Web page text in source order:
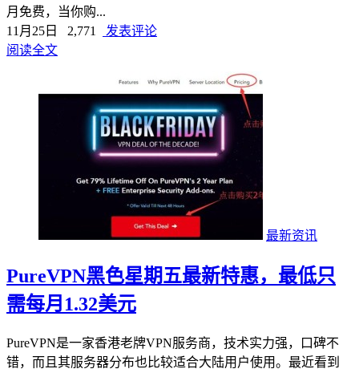
月免费，当你购...
11月25日
2,771
发表评论
阅读全文
最新资讯
PureVPN黑色星期五最新特惠，最低只
需每月1.32美元
PureVPN是一家香港老牌VPN服务商，技术实力强，口碑不
错，而且其服务器分布也比较适合大陆用户使用。最近看到